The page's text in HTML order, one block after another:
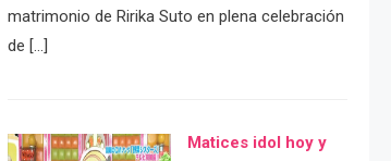
matrimonio de Ririka Suto en plena celebración
de […]
Matices idol hoy y